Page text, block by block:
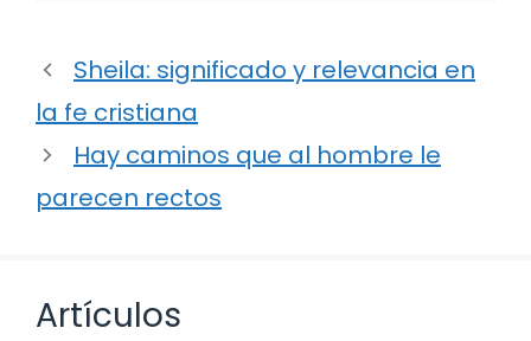
Sheila: significado y relevancia en
la fe cristiana
Hay caminos que al hombre le
parecen rectos
Artículos